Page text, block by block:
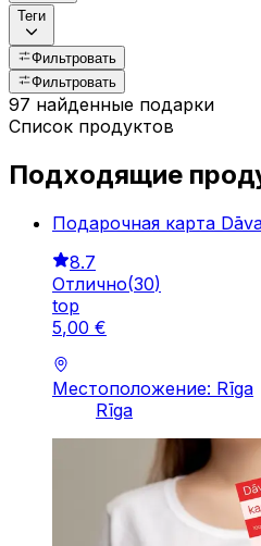
Теги
Фильтровать
Фильтровать
97 найденные подарки
Список продуктов
Подходящие
Подарочная карта
8.7
Отлично(30)
top
5,00 €
Местоположение: Rīga
Rīga